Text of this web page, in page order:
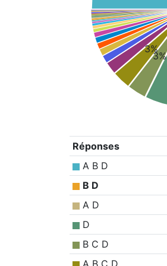
3%
3%
Réponses
A B D
B D
A D
D
B C D
A B C D